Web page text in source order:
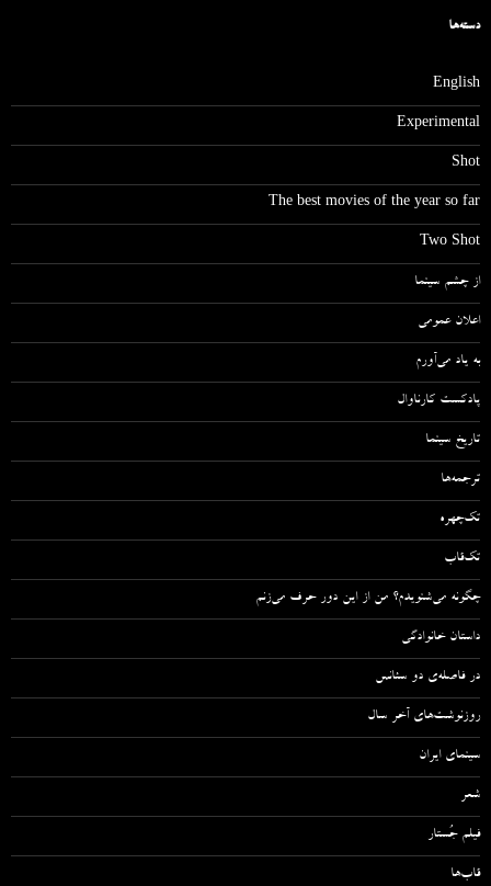
دسته‌ها
English
Experimental
Shot
The best movies of the year so far
Two Shot
از چشم سینما
اعلان عمومی
به یاد می‌آورم
پادکست کارناوال
تاریخ سینما
ترجمه‌ها
تک‌چهره
تک‌قاب
چگونه می‌شنویدم؟ من از این دور حرف می‌زنم
داستان خانوادگی
در فاصله‌ی دو سئانس
روزنوشت‌های آخر سال
سینمای ایران
شعر
فیلم جُستار
قاب‌ها